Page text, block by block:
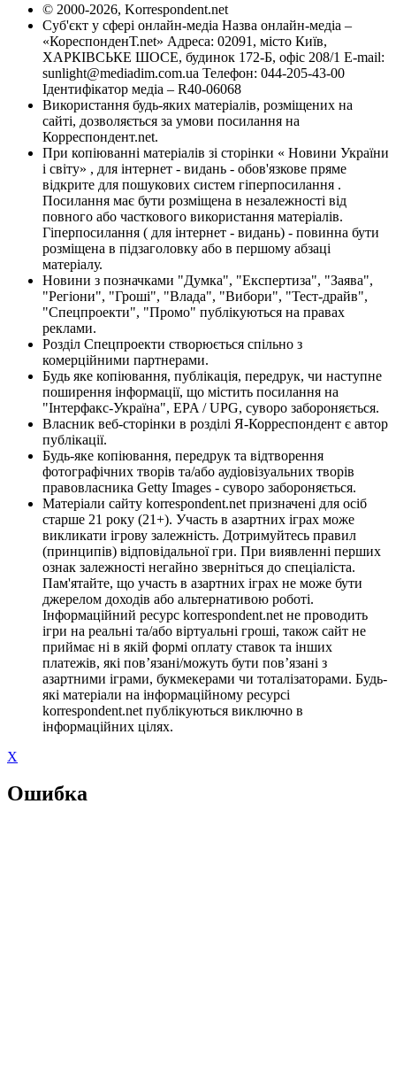
© 2000-2026, Korrespondent.net
Суб'єкт у сфері онлайн-медіа Назва онлайн-медіа –
«КореспонденТ.net» Адреса: 02091, місто Київ,
ХАРКІВСЬКЕ ШОСЕ, будинок 172-Б, офіс 208/1 E-mail:
sunlight@mediadim.com.ua Телефон: 044-205-43-00
Ідентифікатор медіа – R40-06068
Використання будь-яких матеріалів, розміщених на
сайті, дозволяється за умови посилання на
Корреспондент.net.
При копіюванні матеріалів зі сторінки « Новини України
і світу» , для інтернет - видань - обов'язкове пряме
відкрите для пошукових систем гіперпосилання .
Посилання має бути розміщена в незалежності від
повного або часткового використання матеріалів.
Гіперпосилання ( для інтернет - видань) - повинна бути
розміщена в підзаголовку або в першому абзаці
матеріалу.
Новини з позначками "Думка", "Експертиза", "Заява",
"Регіони", "Гроші", "Влада", "Вибори", "Тест-драйв",
"Спецпроекти", "Промо" публікуються на правах
реклами.
Розділ Спецпроекти створюється спільно з
комерційними партнерами.
Будь яке копіювання, публікація, передрук, чи наступне
поширення інформації, що містить посилання на
"Інтерфакс-Україна", EPA / UPG, суворо забороняється.
Власник веб-сторінки в розділі Я-Корреспондент є автор
публікації.
Будь-яке копіювання, передрук та відтворення
фотографічних творів та/або аудіовізуальних творів
правовласника Getty Images - суворо забороняється.
Матеріали сайту korrespondent.net призначені для осіб
старше 21 року (21+). Участь в азартних іграх може
викликати ігрову залежність. Дотримуйтесь правил
(принципів) відповідальної гри. При виявленні перших
ознак залежності негайно зверніться до спеціаліста.
Пам'ятайте, що участь в азартних іграх не може бути
джерелом доходів або альтернативою роботі.
Інформаційний ресурс korrespondent.net не проводить
ігри на реальні та/або віртуальні гроші, також сайт не
приймає ні в якій формі оплату ставок та інших
платежів, які пов’язані/можуть бути пов’язані з
азартними іграми, букмекерами чи тоталізаторами. Будь-
які матеріали на інформаційному ресурсі
korrespondent.net публікуються виключно в
інформаційних цілях.
X
Ошибка